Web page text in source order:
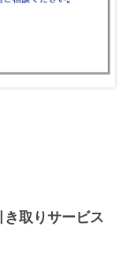
取りサービス